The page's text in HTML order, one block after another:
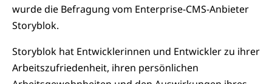
wurde die Befragung vom Enterprise-CMS-Anbieter
Storyblok.
Storyblok hat Entwicklerinnen und Entwickler zu ihrer
Arbeitszufriedenheit, ihren persönlichen